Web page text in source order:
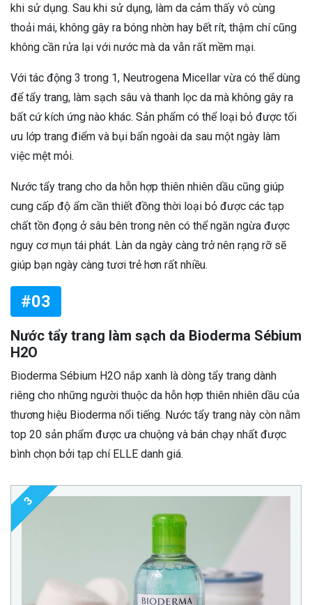
khi sử dụng. Sau khi sử dụng, làm da cảm thấy vô cùng
thoải mái, không gây ra bóng nhờn hay bết rít, thậm chí cũng
không cần rửa lại với nước mà da vẫn rất mềm mại.
Với tác động 3 trong 1, Neutrogena Micellar vừa có thể dùng
để tẩy trang, làm sạch sâu và thanh lọc da mà không gây ra
bất cứ kích ứng nào khác. Sản phẩm có thể loại bỏ được tối
ưu lớp trang điểm và bụi bẩn ngoài da sau một ngày làm
việc mệt mỏi.
Nước tẩy trang cho da hỗn hợp thiên nhiên dầu cũng giúp
cung cấp độ ẩm cần thiết đồng thời loại bỏ được các tạp
chất tồn đọng ở sâu bên trong nên có thể ngăn ngừa được
nguy cơ mụn tái phát. Làn da ngày càng trở nên rạng rỡ sẽ
giúp bạn ngày càng tươi trẻ hơn rất nhiều.
#03
Nước tẩy trang làm sạch da Bioderma Sébium
H2O
Bioderma Sébium H2O nắp xanh là dòng tẩy trang dành
riêng cho những người thuộc da hỗn hợp thiên nhiên dầu của
thương hiệu Bioderma nổi tiếng. Nước tẩy trang này còn nằm
top 20 sản phẩm được ưa chuộng và bán chạy nhất được
bình chọn bởi tạp chí ELLE danh giá.
3